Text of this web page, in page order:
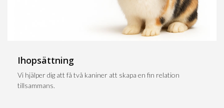
Ihopsättning
Vi hjälper dig att få två kaniner att skapa en fin relation
tillsammans.